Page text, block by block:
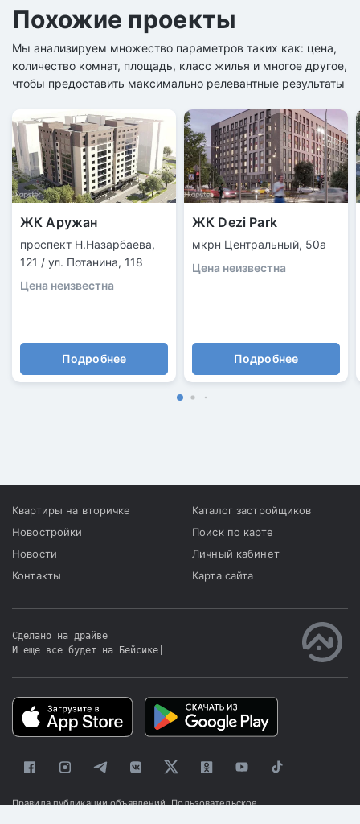
Похожие проекты
Мы анализируем множество параметров таких как: цена,
количество комнат, площадь, класс жилья и многое другое,
чтобы предоставить максимально релевантные результаты
ЖК Аружан
проспект Н.Назарбаева,
121 / ул. Потанина, 118
Цена неизвестна
Подробнее
ЖК Dezi Park
мкрн Центральный, 50а
Цена неизвестна
Подробнее
Квартиры на вторичке
Новостройки
Новости
Контакты
Каталог застройщиков
Поиск по карте
Личный кабинет
Карта сайта
Сделано на драйве
И еще все будет на Бейсике
Правила публикации объявлений Пользовательское